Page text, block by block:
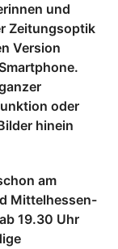
und
Zeitungsoptik
Version
oder
hinein
am
Mittelhessen-
19.30 Uhr